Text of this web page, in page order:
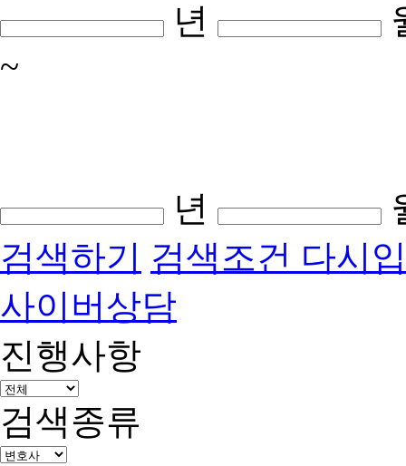
년
~
년
검색하기 검색조건 다시
사이버상담
진행사항
검색종류